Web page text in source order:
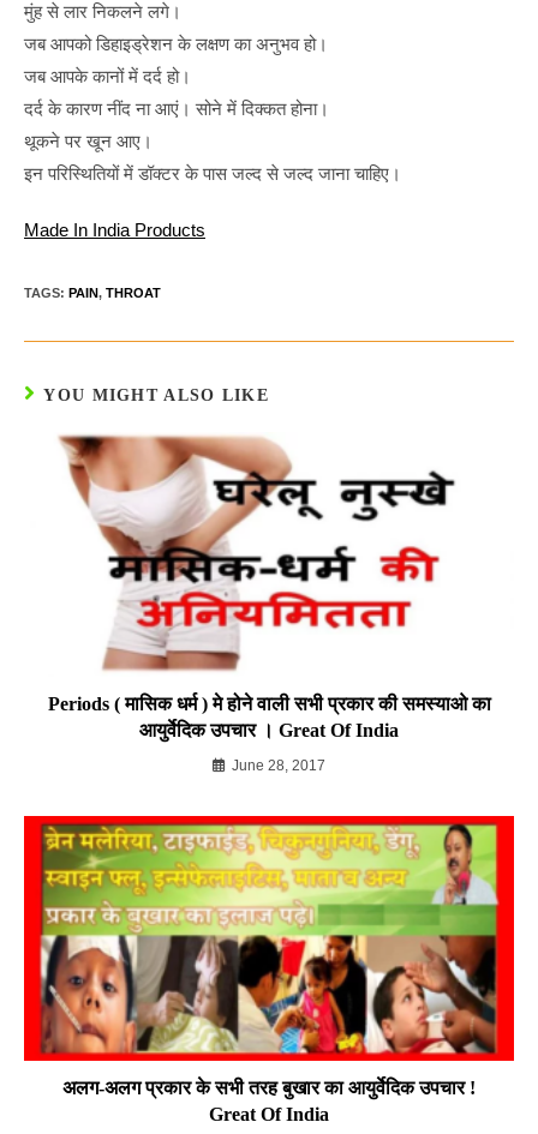
मुंह से लार निकलने लगे।
जब आपको डिहाइड्रेशन के लक्षण का अनुभव हो।
जब आपके कानों में दर्द हो।
दर्द के कारण नींद ना आएं। सोने में दिक्कत होना।
थूकने पर खून आए।
इन परिस्थितियों में डॉक्टर के पास जल्द से जल्द जाना चाहिए।
Made In India Products
TAGS: PAIN, THROAT
YOU MIGHT ALSO LIKE
Periods ( मासिक धर्म ) मे होने वाली सभी प्रकार की समस्याओ का
आयुर्वेदिक उपचार । Great Of India
June 28, 2017
अलग-अलग प्रकार के सभी तरह बुखार का आयुर्वेदिक उपचार !
Great Of India